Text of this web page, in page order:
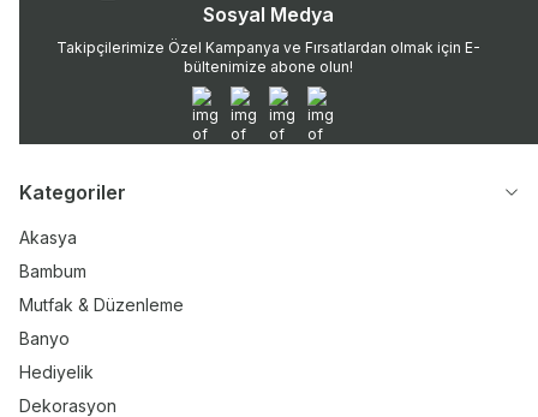
Sosyal Medya
Takipçilerimize Özel Kampanya ve Fırsatlardan olmak için E-
bültenimize abone olun!
WhatsApp
InstagramTwitterFacebook
Kategoriler
Akasya
Bambum
Mutfak & Düzenleme
Banyo
Hediyelik
Dekorasyon